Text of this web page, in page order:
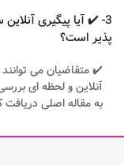
3- ✔️ آیا پیگیری
پذیر است؟
✔️ متقاضیان می
آنلاین و لحظه ای
به مقاله اصلی دریافت